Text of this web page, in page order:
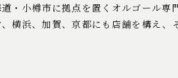
・小樽市に拠点を置くオルゴール専
横浜、加賀、京都にも店舗を構え